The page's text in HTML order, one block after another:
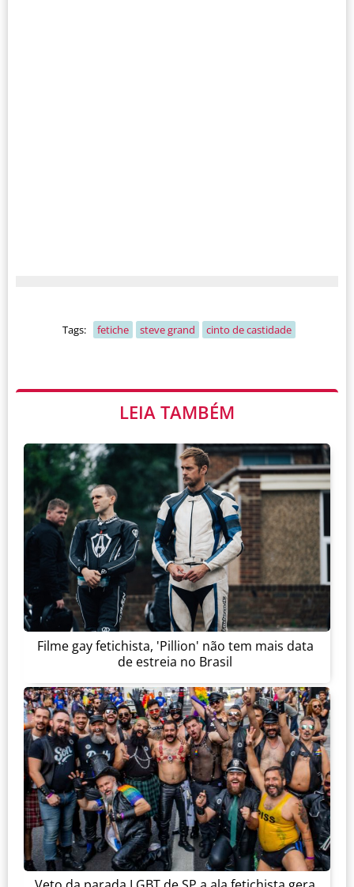
Tags: fetiche steve grand cinto de castidade
LEIA TAMBÉM
Filme gay fetichista, 'Pillion' não tem mais data
de estreia no Brasil